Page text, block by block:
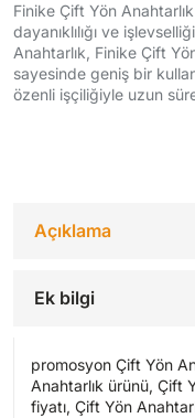
Finike Çift Yön
dayanıklılığı ve
Anahtarlık, Finike Çift
sayesinde geniş bir
özenli işçiliğiyle uzun
Açıklama
Ek bilgi
promosyon Çift Yön
Anahtarlık ürünü, Çift
fiyatı, Çift Yön